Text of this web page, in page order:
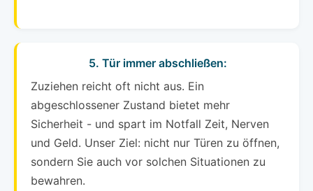
5. Tür immer abschließen:
Zuziehen reicht oft nicht aus. Ein
abgeschlossener Zustand bietet mehr
Sicherheit - und spart im Notfall Zeit, Nerven
und Geld. Unser Ziel: nicht nur Türen zu öffnen,
sondern Sie auch vor solchen Situationen zu
bewahren.